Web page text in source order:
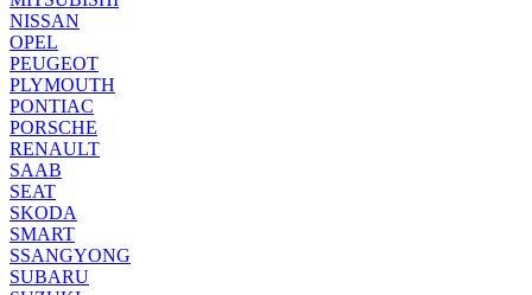
NISSAN
OPEL
PEUGEOT
PLYMOUTH
PONTIAC
PORSCHE
RENAULT
SAAB
SEAT
SKODA
SMART
SSANGYONG
SUBARU